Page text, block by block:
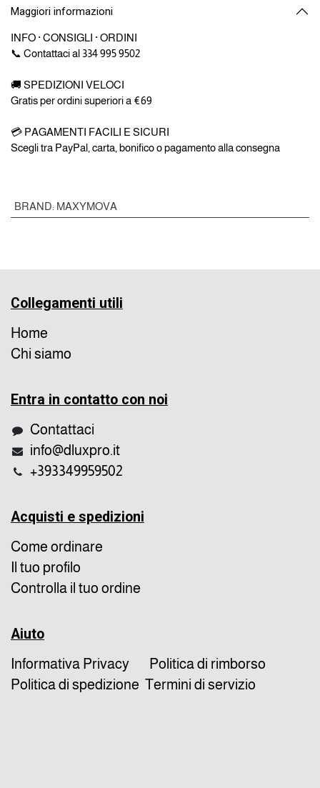
Maggiori informazioni
INFO · CONSIGLI · ORDINI
📞 Contattaci al 334 995 9502
🚚 SPEDIZIONI VELOCI
Gratis per ordini superiori a €69
💳 PAGAMENTI FACILI E SICURI
Scegli tra PayPal, carta, bonifico o pagamento alla consegna
BRAND: MAXYMOVA
Collegamenti utili
Home
Chi siamo
Entra in contatto con noi
Contattaci
info@dluxpro.it
+393349959502
Acquisti e spedizioni
Come ordinare
Il tuo profilo
Controlla il tuo ordine
Aiuto
Informativa Privacy
Politica di rimborso
Politica di spedizione Termini di servizio